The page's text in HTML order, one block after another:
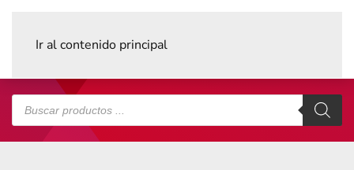
Ir al contenido principal
Búsqueda
de
productos